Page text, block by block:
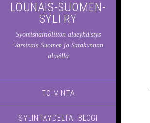
LOUNAIS-SUOMEN-
SYLI RY
Syömishäiriöliiton alueyhdistys
Varsinais-Suomen ja Satakunnan
alueilla
TOIMINTA
SYLINTÄYDELTÄ- BLOGI